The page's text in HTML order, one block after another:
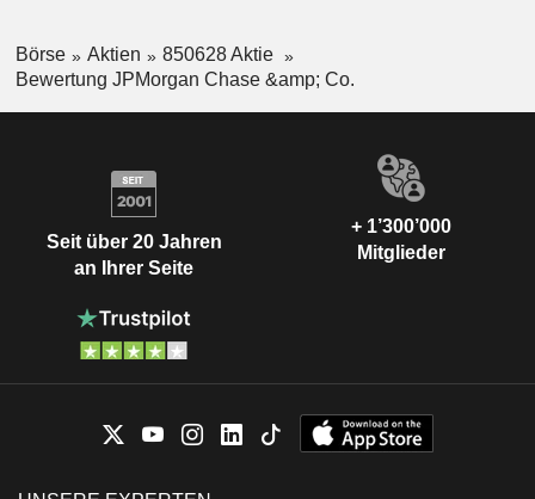
Börse Aktien
850628 Aktie
Bewertung JPMorgan Chase &amp; Co.
Seit über 20 Jahren
an Ihrer Seite
+ 1’300’000
Mitglieder